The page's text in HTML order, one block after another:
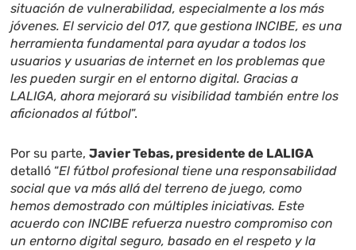
situación de vulnerabilidad, especialmente a los más
jóvenes. El servicio del 017, que gestiona INCIBE, es una
herramienta fundamental para ayudar a todos los
usuarios y usuarias de internet en los problemas que
les pueden surgir en el entorno digital. Gracias a
LALIGA, ahora mejorará su visibilidad también entre los
aficionados al fútbol”.
Por su parte,Javier Tebas, presidente de LALIGA
detalló “El fútbol profesional tiene una responsabilidad
social que va más allá del terreno de juego, como
hemos demostrado con múltiples iniciativas. Este
acuerdo con INCIBE refuerza nuestro compromiso con
un entorno digital seguro, basado en el respeto y la